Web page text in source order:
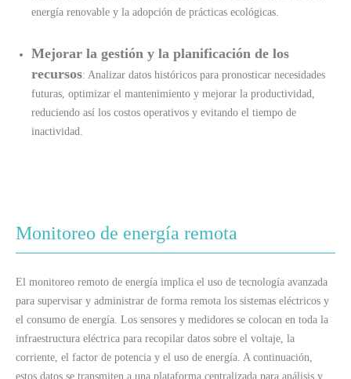
energía renovable y la adopción de prácticas ecológicas.
Mejorar la gestión y la planificación de los
recursos: Analizar datos históricos para pronosticar necesidades
futuras, optimizar el mantenimiento y mejorar la productividad,
reduciendo así los costos operativos y evitando el tiempo de
inactividad.
Monitoreo de energía remota
El monitoreo remoto de energía implica el uso de tecnología avanzada
para supervisar y administrar de forma remota los sistemas eléctricos y
el consumo de energía. Los sensores y medidores se colocan en toda la
infraestructura eléctrica para recopilar datos sobre el voltaje, la
corriente, el factor de potencia y el uso de energía. A continuación,
estos datos se transmiten a una plataforma centralizada para análisis y